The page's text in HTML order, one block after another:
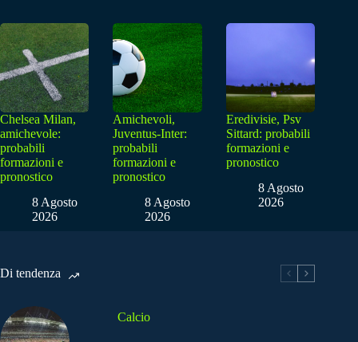
Chelsea Milan,
amichevole:
probabili
formazioni e
pronostico
8 Agosto
2026
Amichevoli,
Juventus-Inter:
probabili
formazioni e
pronostico
8 Agosto
2026
Eredivisie, Psv
Sittard: probabili
formazioni e
pronostico
8 Agosto
2026
Di tendenza
Calcio